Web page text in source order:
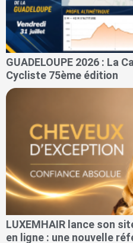
GUADELOUPE 2026 : La
Cycliste 75ème édition
LUXEMHAIR lance son
en ligne : une nouvelle